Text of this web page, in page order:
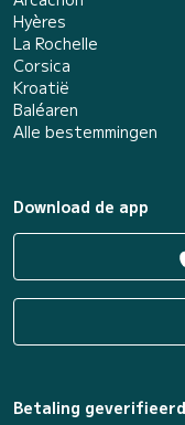
Hyères
La Rochelle
Corsica
Kroatië
Baléaren
Alle bestemmingen
Download de app
Betaling